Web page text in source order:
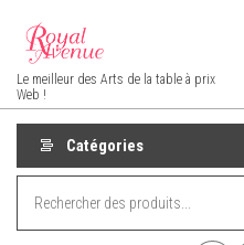
contenu
Royal Avenue
Le meilleur des Arts de la table à prix
Web !
Catégories